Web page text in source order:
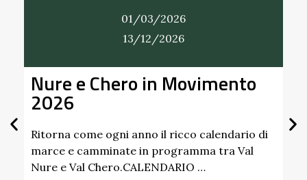
01/03/2026
13/12/2026
Nure e Chero in Movimento
2026
Ritorna come ogni anno il ricco calendario di
marce e camminate in programma tra Val
Nure e Val Chero.CALENDARIO …